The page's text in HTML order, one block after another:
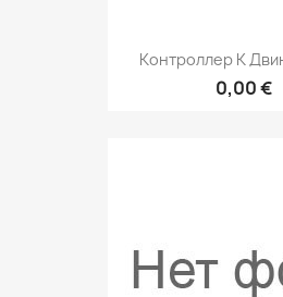
Контроллер К
0,00 €